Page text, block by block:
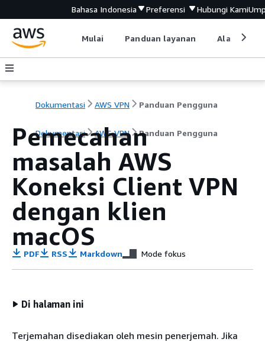
Bahasa Indonesia Preferensi Hubungi Kami
Mulai Panduan layanan Alat
Dokumentasi AWS VPN Panduan Pengguna
Dokumentasi AWS VPN Panduan Pengguna
Pemecahan
masalah AWS
Koneksi Client VPN
dengan klien
macOS
PDF RSS Markdown Mode fokus
Di halaman ini
Terjemahan disediakan oleh mesin penerjemah. Jika